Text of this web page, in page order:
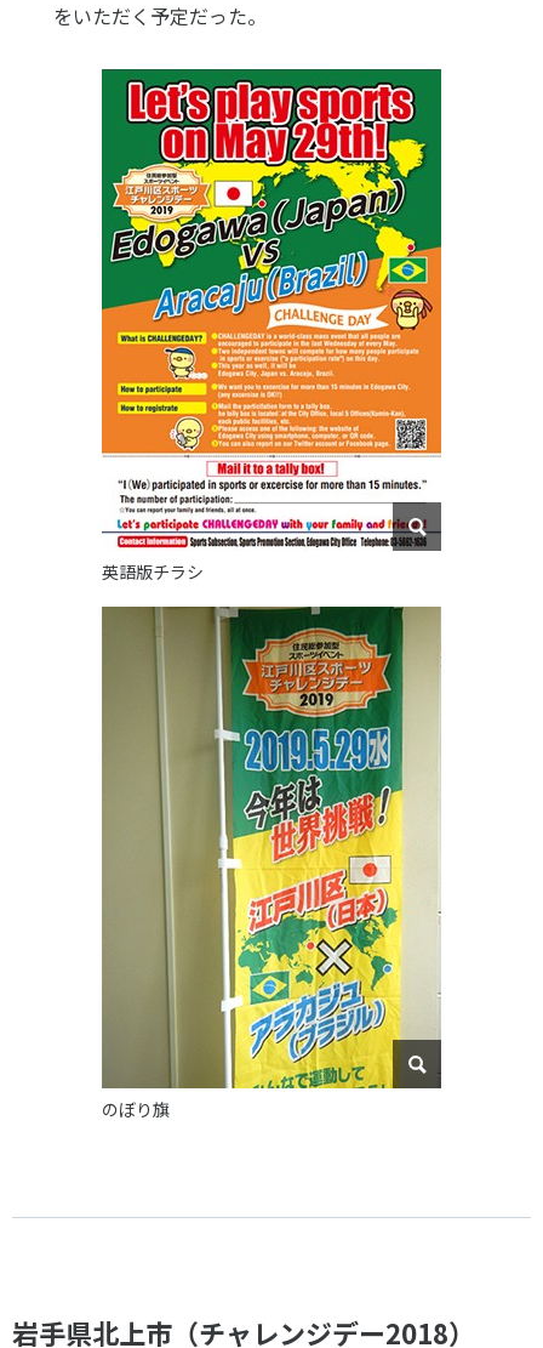
をいただく予定だった。
英語版チラシ
のぼり旗
岩手県北上市（チャレンジデー2018）